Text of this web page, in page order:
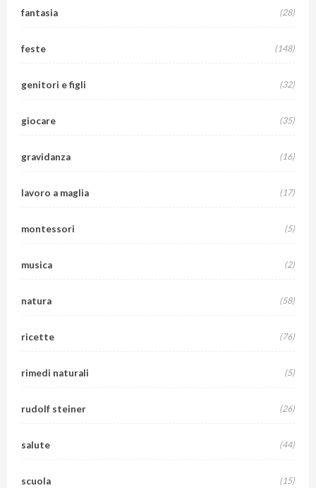
fantasia (28)
feste (148)
genitori e figli (32)
giocare (35)
gravidanza (16)
lavoro a maglia (17)
montessori (5)
musica (2)
natura (58)
ricette (76)
rimedi naturali (5)
rudolf steiner (26)
salute (44)
scuola (15)